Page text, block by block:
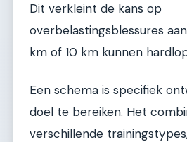
Dit verkleint de kans op
overbelastingsblessures
km of 10 km kunnen
Een schema is specifiek
doel te bereiken. Het
verschillende